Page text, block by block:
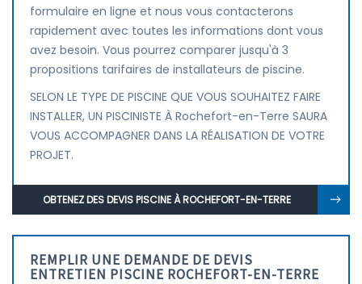
formulaire en ligne et nous vous contacterons
rapidement avec toutes les informations dont vous
avez besoin. Vous pourrez comparer jusqu'à 3
propositions tarifaires de installateurs de piscine.
SELON LE TYPE DE PISCINE QUE VOUS SOUHAITEZ FAIRE
INSTALLER, UN PISCINISTE À Rochefort-en-Terre SAURA
VOUS ACCOMPAGNER DANS LA RÉALISATION DE VOTRE
PROJET.
OBTENEZ DES DEVIS PISCINE À ROCHEFORT-EN-TERRE
REMPLIR UNE DEMANDE DE DEVIS
ENTRETIEN PISCINE ROCHEFORT-EN-TERRE